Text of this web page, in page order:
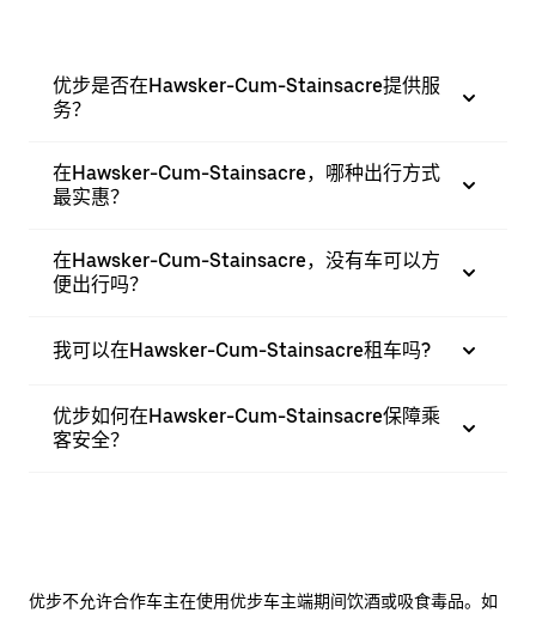
优步是否在Hawsker-Cum-Stainsacre提供服
务？
在Hawsker-Cum-Stainsacre，哪种出行方式
最实惠？
在Hawsker-Cum-Stainsacre，没有车可以方
便出行吗？
我可以在Hawsker-Cum-Stainsacre租车吗?
优步如何在Hawsker-Cum-Stainsacre保障乘
客安全？
优步不允许合作车主在使用优步车主端期间饮酒或吸食毒品。如